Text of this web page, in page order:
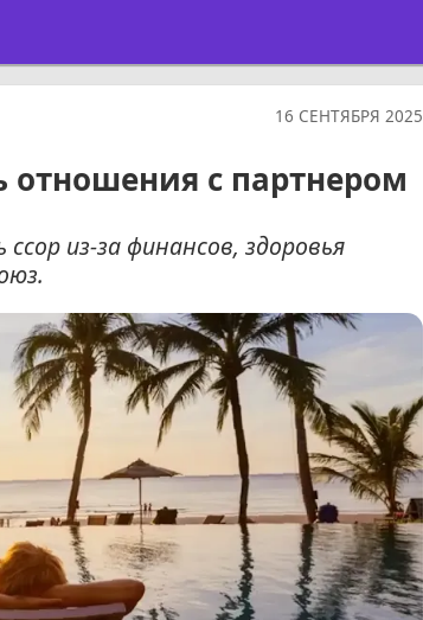
16 СЕНТЯБРЯ 2025
отношения с партнером
из-за финансов, здоровья